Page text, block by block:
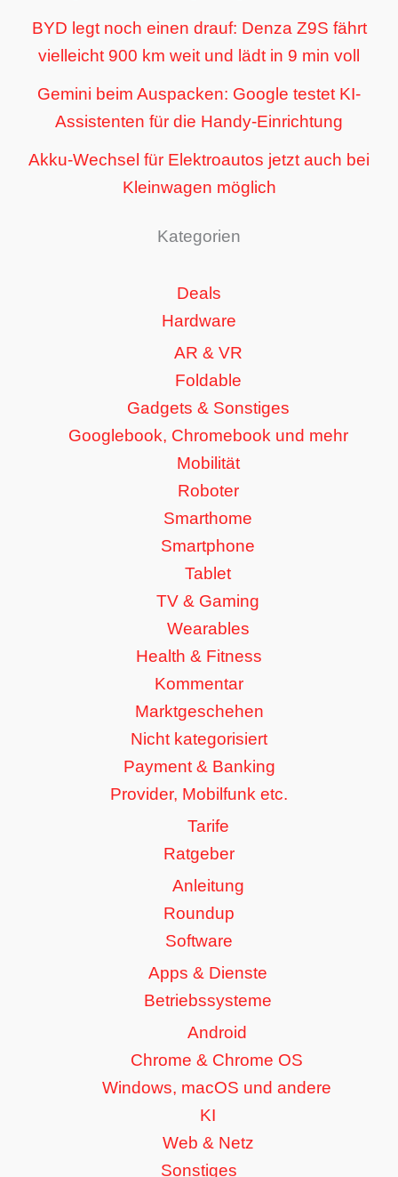
BYD legt noch einen drauf: Denza Z9S fährt
vielleicht 900 km weit und lädt in 9 min voll
Gemini beim Auspacken: Google testet KI-
Assistenten für die Handy-Einrichtung
Akku-Wechsel für Elektroautos jetzt auch bei
Kleinwagen möglich
Kategorien
Deals
Hardware
AR & VR
Foldable
Gadgets & Sonstiges
Googlebook, Chromebook und mehr
Mobilität
Roboter
Smarthome
Smartphone
Tablet
TV & Gaming
Wearables
Health & Fitness
Kommentar
Marktgeschehen
Nicht kategorisiert
Payment & Banking
Provider, Mobilfunk etc.
Tarife
Ratgeber
Anleitung
Roundup
Software
Apps & Dienste
Betriebssysteme
Android
Chrome & Chrome OS
Windows, macOS und andere
KI
Web & Netz
Sonstiges